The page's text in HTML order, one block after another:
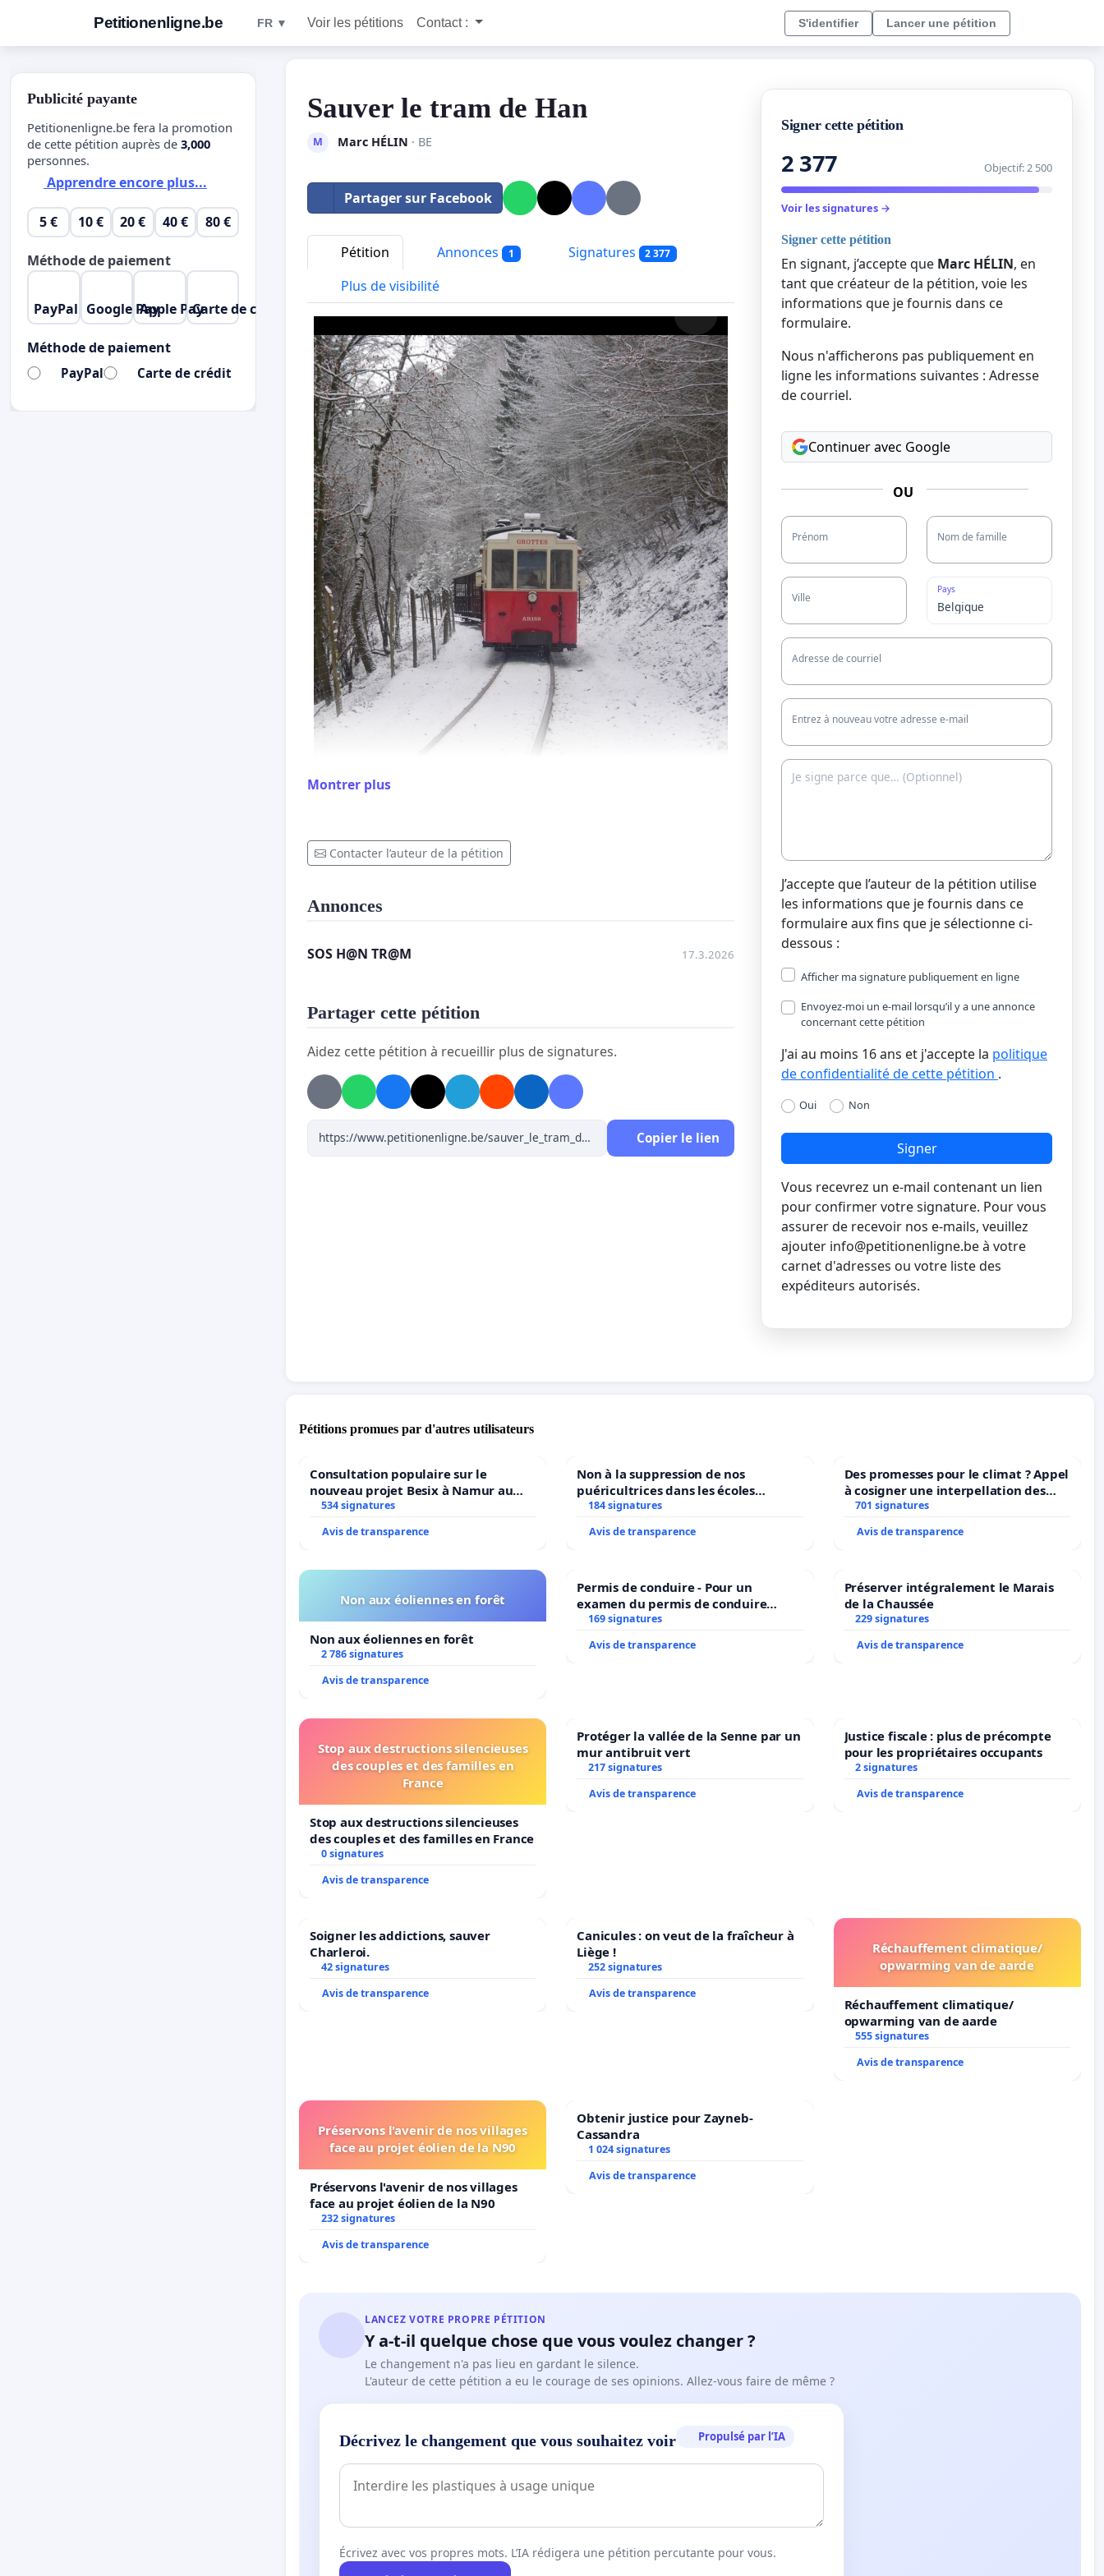
Petitionenligne.be FR ▼ Voir les pétitions Contact : S'identifier Lancer une pétition
Sauver le tram de Han
M Marc HÉLIN · BE
Partager sur Facebook
Pétition Annonces 1 Signatures 2 377
Plus de visibilité
Montrer plus
Contacter l’auteur de la pétition
Annonces
SOS H@N TR@M 17.3.2026
Partager cette pétition
Aidez cette pétition à recueillir plus de signatures.
Copier le lien
Signer cette pétition
2 377 Objectif: 2 500
Voir les signatures →
Signer cette pétition
En signant, j’accepte que Marc HÉLIN, en
tant que créateur de la pétition, voie les
informations que je fournis dans ce
formulaire.
Nous n'afficherons pas publiquement en
ligne les informations suivantes : Adresse
de courriel.
Continuer avec Google
OU
Prénom Nom de famille
Ville
Pays
Adresse de courriel
Entrez à nouveau votre adresse e-mail
J’accepte que l’auteur de la pétition utilise
les informations que je fournis dans ce
formulaire aux fins que je sélectionne ci-
dessous :
Afficher ma signature publiquement en ligne
Envoyez-moi un e-mail lorsqu’il y a une annonce
concernant cette pétition
J'ai au moins 16 ans et j'accepte la politique
de confidentialité de cette pétition .
Oui Non
Signer
Vous recevrez un e-mail contenant un lien
pour confirmer votre signature. Pour vous
assurer de recevoir nos e-mails, veuillez
ajouter info@petitionenligne.beà votre
carnet d'adresses ou votre liste des
expéditeurs autorisés.
Pétitions promues par d'autres utilisateurs
Consultation populaire sur le
nouveau projet Besix à Namur au
Parc Léopold ?
534 signatures
Avis de transparence
Non à la suppression de nos
puéricultrices dans les écoles
communale de Flémalle !
184 signatures
Avis de transparence
Des promesses pour le climat ? Appel
à cosigner une interpellation des
ministres wallons du climat et de
701 signatures
Avis de transparence
Non aux éoliennes en forêt
Non aux éoliennes en forêt
2 786 signatures
Avis de transparence
Permis de conduire - Pour un
examen du permis de conduire
accessible dans plusieurs langues à
169 signatures
Avis de transparence
Préserver intégralement le Marais
de la Chaussée
229 signatures
Avis de transparence
Stop aux destructions silencieuses
des couples et des familles en
France
Stop aux destructions silencieuses
des couples et des familles en France
0 signatures
Avis de transparence
Protéger la vallée de la Senne par un
mur antibruit vert
217 signatures
Avis de transparence
Justice fiscale : plus de précompte
pour les propriétaires occupants
2 signatures
Avis de transparence
Soigner les addictions, sauver
Charleroi.
42 signatures
Avis de transparence
Canicules : on veut de la fraîcheur à
Liège !
252 signatures
Avis de transparence
Réchauffement climatique/
opwarming van de aarde
Réchauffement climatique/
opwarming van de aarde
555 signatures
Avis de transparence
Préservons l'avenir de nos villages
face au projet éolien de la N90
Préservons l'avenir de nos villages
face au projet éolien de la N90
232 signatures
Avis de transparence
Obtenir justice pour Zayneb-
Cassandra
1 024 signatures
Avis de transparence
LANCEZ VOTRE PROPRE PÉTITION
Y a-t-il quelque chose que vous voulez changer ?
Le changement n'a pas lieu en gardant le silence.
L'auteur de cette pétition a eu le courage de ses opinions. Allez-vous faire de même ?
Décrivez le changement que vous souhaitez voir Propulsé par l’IA
Écrivez avec vos propres mots. L’IA rédigera une pétition percutante pour vous.
Publicité payante
Petitionenligne.be fera la promotion
de cette pétition auprès de 3,000
personnes.
Apprendre encore plus...
5 € 10 € 20 € 40 € 80 €
Méthode de paiement
PayPal Google PayApple PayCarte de crédit
Méthode de paiement
PayPal Carte de crédit